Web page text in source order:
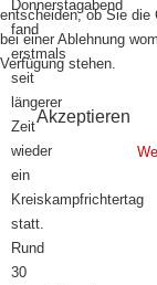
Donnerstagabend
fand
erstmals
seit
längerer
Zeit
wieder
ein
Kreiskampfrichtertag
statt.
Rund
30
entscheiden, ob Sie
bei einer Ablehnung
Verfügung stehen.
Akzeptieren